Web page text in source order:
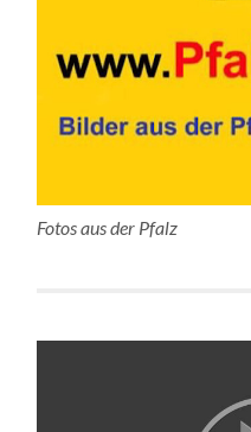
Fotos aus der Pfalz